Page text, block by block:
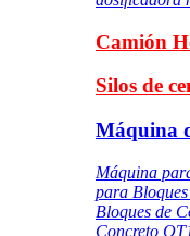
Camión
Silos de
Máquina
Máquina
para
Bloques de
Concreto